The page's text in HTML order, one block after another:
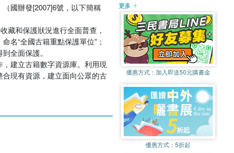
國辦發[2007]6號，以下簡稱
藏和保護狀況進行全面普查，
名“全國古籍重點保護單位”；
全面保護。
建立古籍數字資源庫。利用現
現有資源，建立面向公眾的古
更多
優惠方式： 加入即送50元購書金
優惠方式：5折起